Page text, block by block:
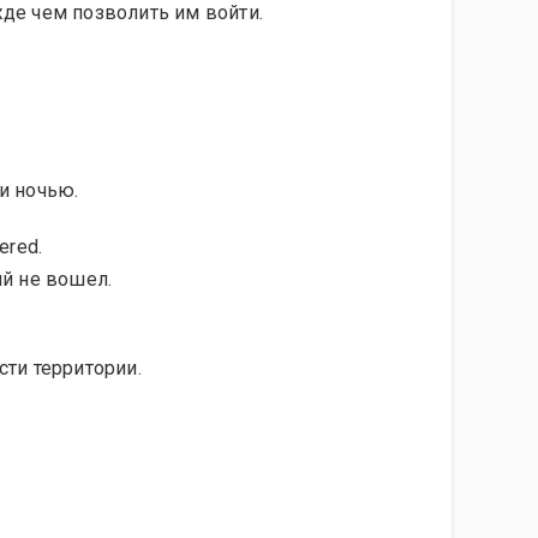
чем позволить им войти.
ночью.
не вошел.
территории.